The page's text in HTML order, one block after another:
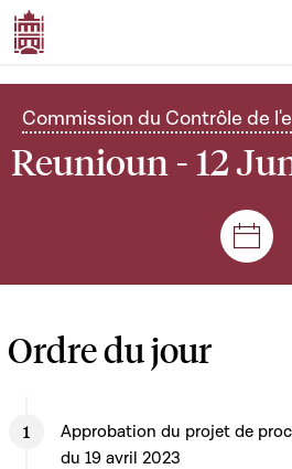
Commission du Contrôle de
Reunioun - 12
Ordre du jour
Approbation du projet de
du 19 avril 2023